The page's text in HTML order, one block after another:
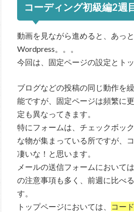
コーディング初級編2週
動画を見ながら進めると、あっ
Wordpress。。。
今回は、固定ページの設定とト
ブログなどの投稿の同じ動作を
能ですが、固定ページは頻繁に
定も異なってきます。
特にフォームは、チェックボッ
な物が集まっている所ですが、
凄いな！と思います。
メールの送信フォームにおいて
の注意事項も多く、前週に比べ
す。
トップページにおいては、
コー